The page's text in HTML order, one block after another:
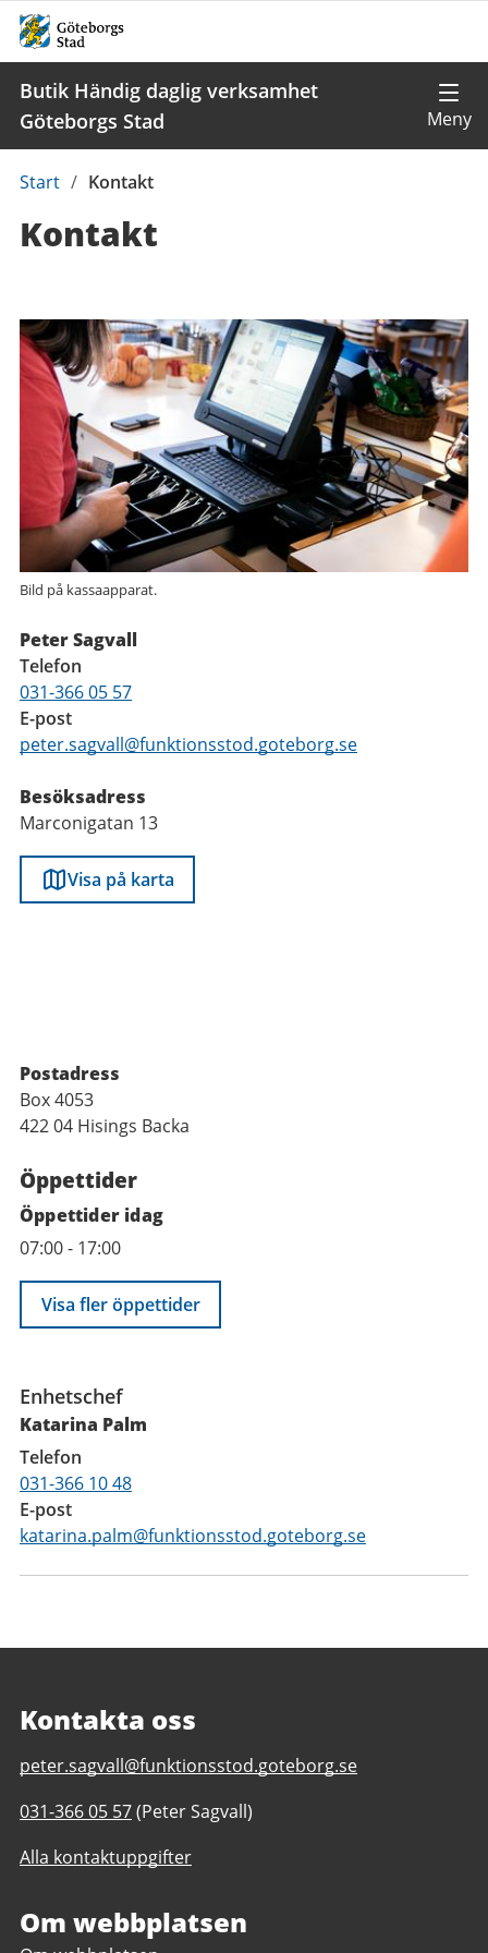
Butik Händig daglig verksamhet
Göteborgs Stad
Du
här:
Start / Kontakt
Kontakt
Kontaktuppgifter
Bild på kassaapparat.
Peter Sagvall
Telefon
031-366 05 57
E-post
peter.sagvall@funktionsstod.goteborg.se
Besöksadress
Marconigatan 13
Visa på karta
Postadress
Box 4053
422 04 Hisings Backa
Öppettider
Öppettider idag
07:00- 17:00
Visa fler öppettider
Enhetschef
Katarina Palm
Telefon
031-366 10 48
E-post
katarina.palm@funktionsstod.goteborg.se
Kontakta oss
E-
till
Butik
Händig
verksamhet
peter.sagvall@funktionsstod.goteborg.se
Telefonnummer
Butik
daglig
verksamhet
031-366 05 57(Peter Sagvall)
Alla kontaktuppgifter
Om webbplatsen